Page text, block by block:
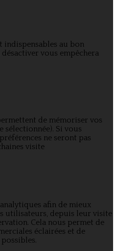
indispensables au bon
vous empêchera
de mémoriser vos
sélectionnée). Si vous
ne seront pas
visite
afin de mieux
utilisateurs, depuis leur visite
Cela nous permet de
éclairées et de